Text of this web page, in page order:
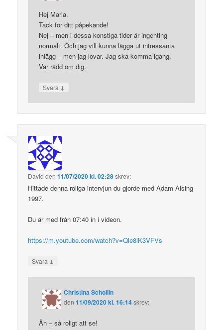
Hej Maria.
Tack för ditt påpekande!
Nej – men i dessa konstiga tider är ingenting
normalt. Och jag vill kunna lägga ut intressanta
inlägg – men jag lovar. Jag ska komma igång.
Var rädd om dig.
Svara ↓
David den11/07/2020 kl. 02:28skrev:
Hittade denna roliga intervjun du gjorde med Adam Alsing
1997.
Du är med från 07:40 in i videon.
https://m.youtube.com/watch?v=Qle8lK3VFVs
Svara ↓
Christina Schollin
den11/09/2020 kl. 16:14skrev:
Åh – så roligt att se!